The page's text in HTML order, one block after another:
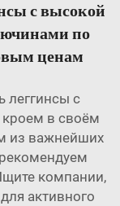
с высокой
по
ценам
леггинсы с
в своём
из важнейших
компании,
активного